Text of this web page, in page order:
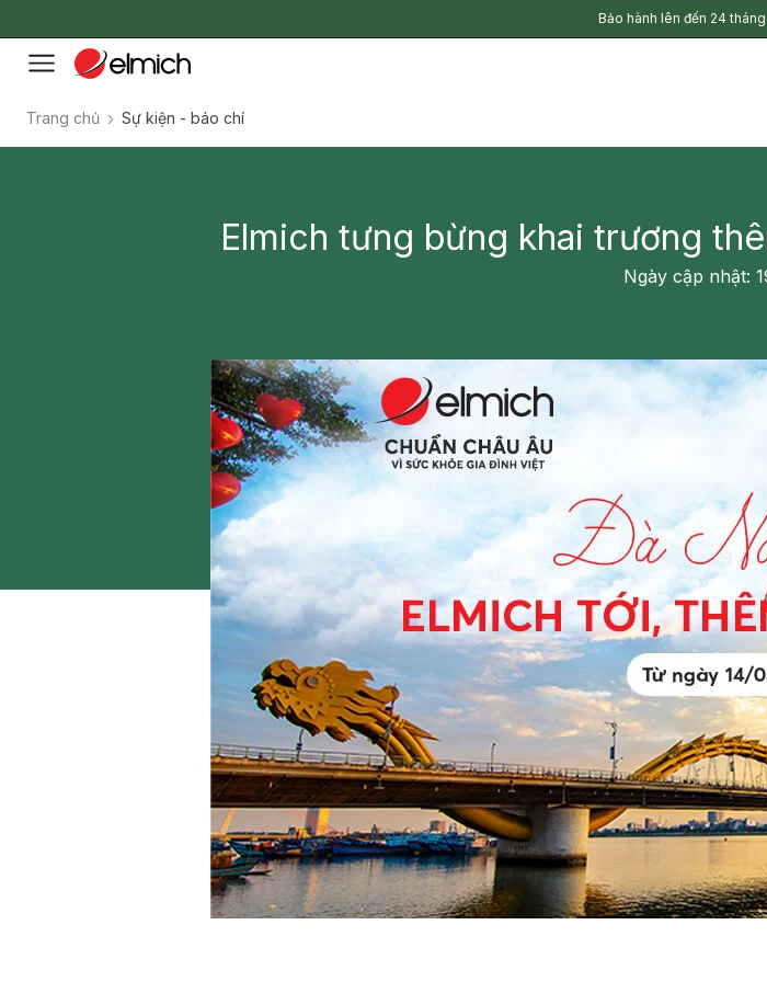
Bảo hành lên đến 24
Trang chủ Sự kiện - báo chí
Elmich tưng bừng khai trương
Ngày cập nhật: